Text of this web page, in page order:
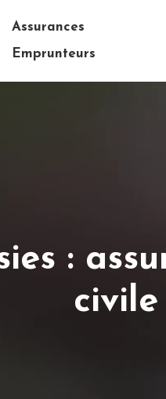
Assurances
Emprunteurs
: